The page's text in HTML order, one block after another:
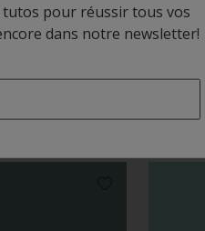
tutos pour réussir tous vos
dans notre newsletter!